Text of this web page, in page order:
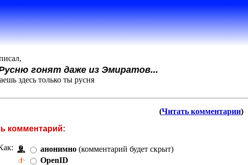
гонят даже из Эмиратов...
здесь только ты русня
(Читать комментарии)
комментарий:
анонимно (комментарий будет скрыт)
OpenID